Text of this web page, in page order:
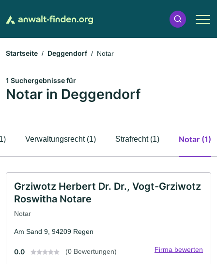
Startseite Deggendorf Notar
1 Suchergebnisse für
Notar in Deggendorf
Verwaltungsrecht (1) Strafrecht (1) Notar (1)
Grziwotz Herbert Dr. Dr., Vogt-Grziwotz
Roswitha Notare
Notar
Am Sand 9, 94209 Regen
0.0 (0 Bewertungen) Firma bewerten